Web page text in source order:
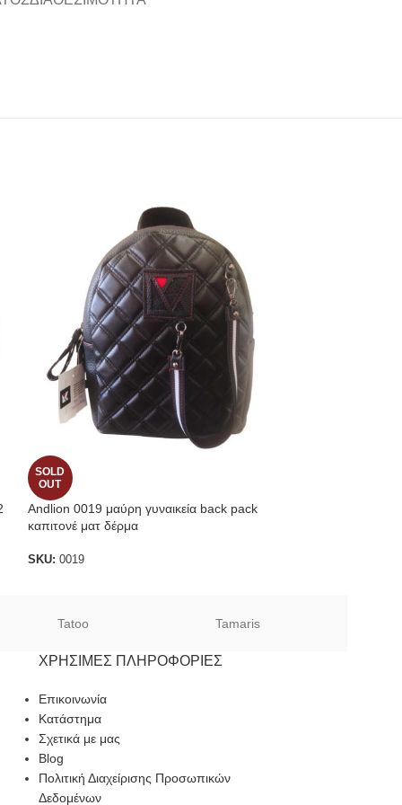
SOLD
OUT
Andlion 0019 μαύρη γυναικεία back pack
καπιτονέ ματ δέρμα
SKU: 0019
Tatoo Tamaris
ΧΡΉΣΙΜΕΣ ΠΛΗΡΟΦΟΡΊΕΣ
Επικοινωνία
Κατάστημα
Σχετικά με μας
Blog
Πολιτική Διαχείρισης Προσωπικών
Δεδομένων